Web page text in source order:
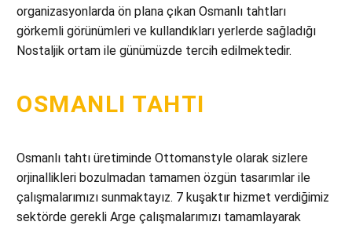
organizasyonlarda ön plana çıkan Osmanlı tahtları
görkemli görünümleri ve kullandıkları yerlerde sağladığı
Nostaljik ortam ile günümüzde tercih edilmektedir.
OSMANLI TAHTI
Osmanlı tahtı üretiminde Ottomanstyle olarak sizlere
orjinallikleri bozulmadan tamamen özgün tasarımlar ile
çalışmalarımızı sunmaktayız. 7 kuşaktır hizmet verdiğimiz
sektörde gerekli Arge çalışmalarımızı tamamlayarak